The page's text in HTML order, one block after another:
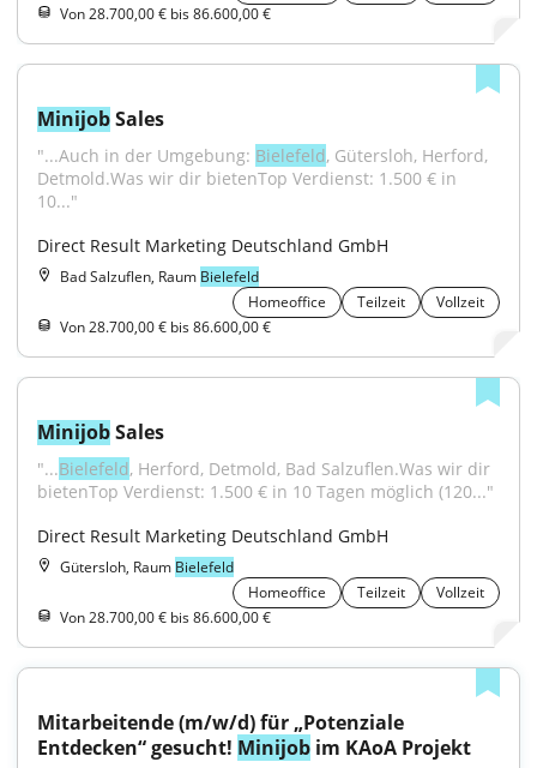
Von 28.700,00 € bis 86.600,00 €
Minijob Sales
"...Auch in der Umgebung: Bielefeld, Gütersloh, Herford,
Detmold.Was wir dir bietenTop Verdienst: 1.500 € in
10..."
Direct Result Marketing Deutschland GmbH
Bad Salzuflen, Raum Bielefeld
Homeoffice
Teilzeit
Vollzeit
Von 28.700,00 € bis 86.600,00 €
Minijob Sales
"...Bielefeld, Herford, Detmold, Bad Salzuflen.Was wir dir
bietenTop Verdienst: 1.500 € in 10 Tagen möglich (120..."
Direct Result Marketing Deutschland GmbH
Gütersloh, Raum Bielefeld
Homeoffice
Teilzeit
Vollzeit
Von 28.700,00 € bis 86.600,00 €
Mitarbeitende (m/w/d) für „Potenziale
Entdecken“ gesucht! Minijob im KAoA Projekt